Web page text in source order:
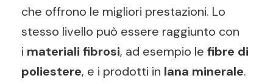
che offrono le migliori prestazioni. Lo
stesso livello può essere raggiunto con
i materiali fibrosi, ad esempio le fibre di
poliestere, e i prodotti in lana minerale.